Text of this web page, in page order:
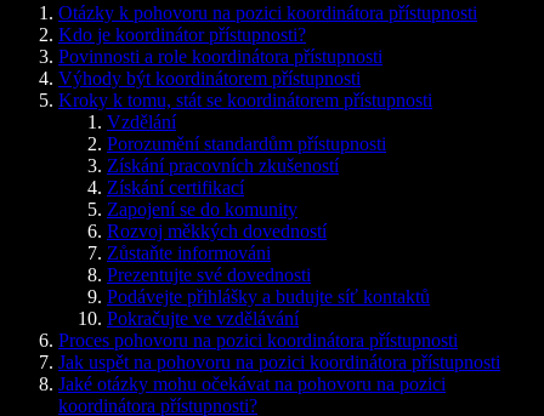
Otázky k pohovoru na pozici koordinátora přístupnosti
Kdo je koordinátor přístupnosti?
Povinnosti a role koordinátora přístupnosti
Výhody být koordinátorem přístupnosti
Kroky k tomu, stát se koordinátorem přístupnosti
Vzdělání
Porozumění standardům přístupnosti
Získání pracovních zkušeností
Získání certifikací
Zapojení se do komunity
Rozvoj měkkých dovedností
Zůstaňte informováni
Prezentujte své dovednosti
Podávejte přihlášky a budujte síť kontaktů
Pokračujte ve vzdělávání
Proces pohovoru na pozici koordinátora přístupnosti
Jak uspět na pohovoru na pozici koordinátora přístupnosti
Jaké otázky mohu očekávat na pohovoru na pozici
koordinátora přístupnosti?